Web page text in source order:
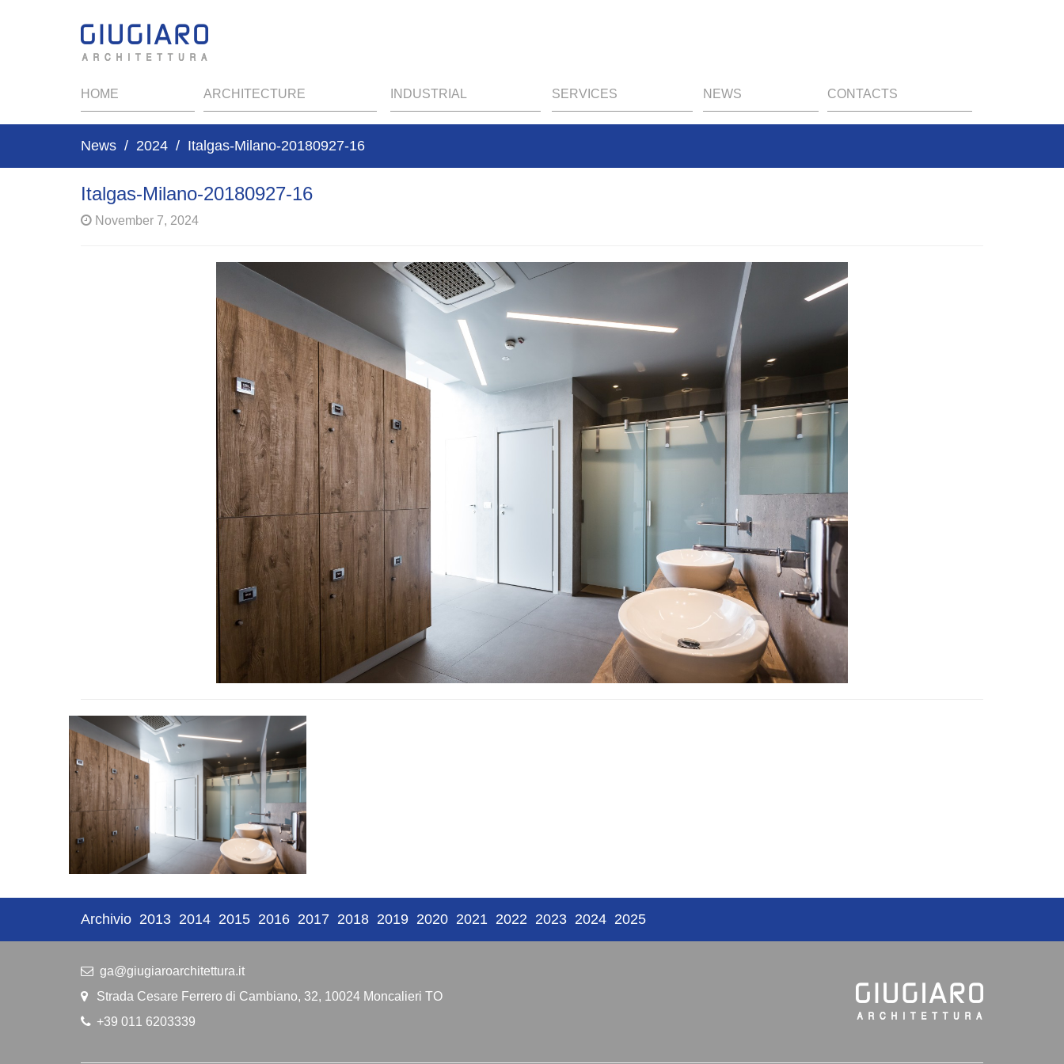
HOME ARCHITECTURE INDUSTRIAL SERVICES NEWS CONTACTS
News 2024 Italgas-Milano-20180927-16
Italgas-Milano-20180927-16
November 7, 2024
Archivio 2013 2014 2015 2016 2017 2018 2019 2020 2021 2022 2023 2024 2025
ga@giugiaroarchitettura.it
Strada Cesare Ferrero di Cambiano, 32, 10024 Moncalieri TO
+39 011 6203339